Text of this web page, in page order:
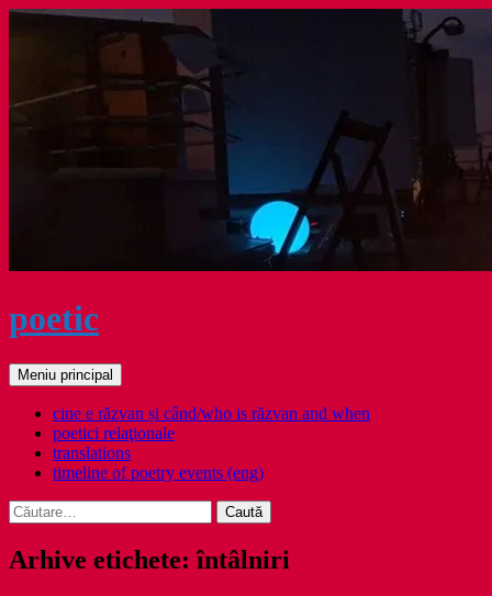
Sari
poetic
Caută
Meniu principal
cine e răzvan și când/who is răzvan and when
poetici relaţionale
translations
timeline of poetry events (eng)
Caută
după:
Arhive etichete: întâlniri